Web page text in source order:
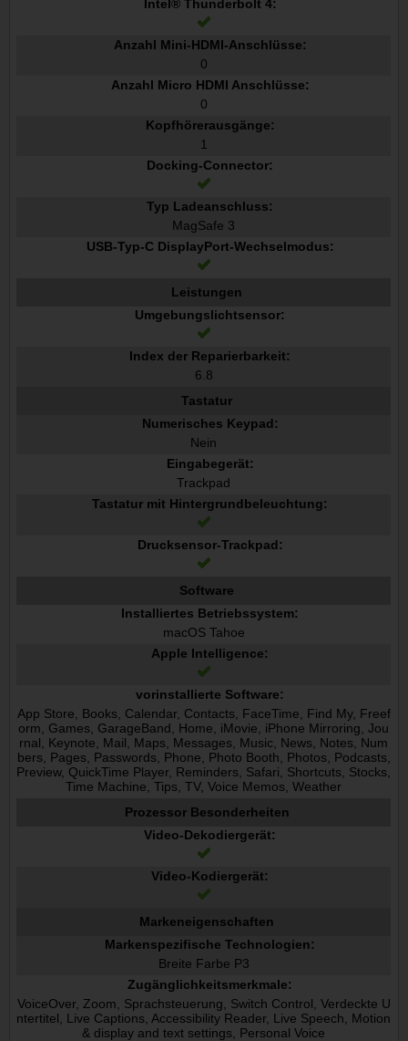
Intel® Thunderbolt 4:
Anzahl Mini-HDMI-Anschlüsse:
0
Anzahl Micro HDMI Anschlüsse:
0
Kopfhörerausgänge:
1
Docking-Connector:
Typ Ladeanschluss:
MagSafe 3
USB-Typ-C DisplayPort-Wechselmodus:
Leistungen
Umgebungslichtsensor:
Index der Reparierbarkeit:
6.8
Tastatur
Numerisches Keypad:
Nein
Eingabegerät:
Trackpad
Tastatur mit Hintergrundbeleuchtung:
Drucksensor-Trackpad:
Software
Installiertes Betriebssystem:
macOS Tahoe
Apple Intelligence:
vorinstallierte Software:
App Store, Books, Calendar, Contacts, FaceTime, Find My, Freef
orm, Games, GarageBand, Home, iMovie, iPhone Mirroring, Jou
rnal, Keynote, Mail, Maps, Messages, Music, News, Notes, Num
bers, Pages, Passwords, Phone, Photo Booth, Photos, Podcasts,
Preview, QuickTime Player, Reminders, Safari, Shortcuts, Stocks,
Time Machine, Tips, TV, Voice Memos, Weather
Prozessor Besonderheiten
Video-Dekodiergerät:
Video-Kodiergerät:
Markeneigenschaften
Markenspezifische Technologien:
Breite Farbe P3
Zugänglichkeitsmerkmale:
VoiceOver, Zoom, Sprachsteuerung, Switch Control, Verdeckte U
ntertitel, Live Captions, Accessibility Reader, Live Speech, Motion
& display and text settings, Personal Voice